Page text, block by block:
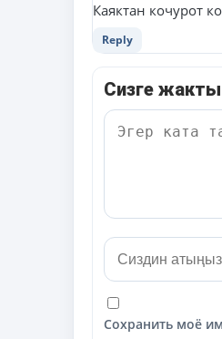
Каяктан кочурот
Reply
Сизге
Сохранить моё